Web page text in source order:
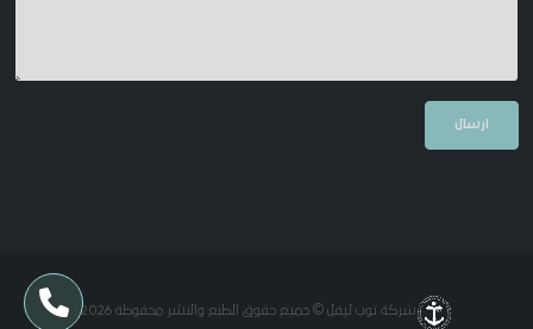
شركة توب ليفل © جميع حقوق الطبع والنشر محفوظة 2026